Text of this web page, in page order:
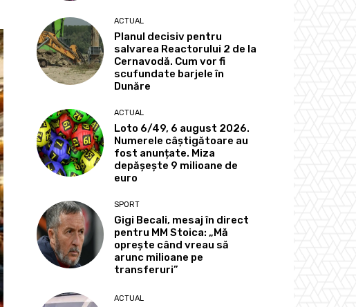
ACTUAL
Planul decisiv pentru
salvarea Reactorului 2 de la
Cernavodă. Cum vor fi
scufundate barjele în
Dunăre
ACTUAL
Loto 6/49, 6 august 2026.
Numerele câștigătoare au
fost anunțate. Miza
depășește 9 milioane de
euro
SPORT
Gigi Becali, mesaj în direct
pentru MM Stoica: „Mă
oprește când vreau să
arunc milioane pe
transferuri”
ACTUAL